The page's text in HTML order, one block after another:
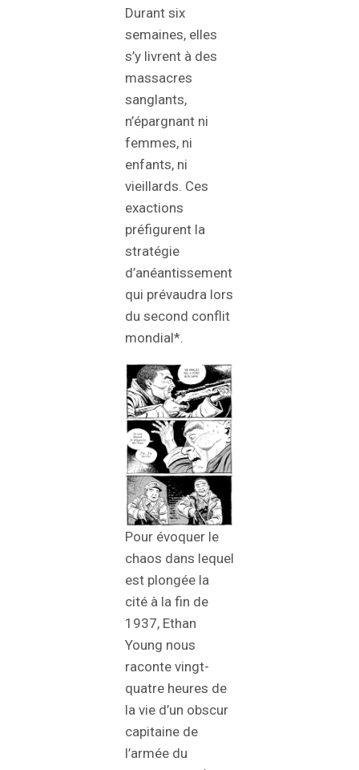
Durant six
semaines, elles
s’y livrent à des
massacres
sanglants,
n’épargnant ni
femmes, ni
enfants, ni
vieillards. Ces
exactions
préfigurent la
stratégie
d’anéantissement
qui prévaudra lors
du second conflit
mondial*.
Pour évoquer le
chaos dans lequel
est plongée la
cité à la fin de
1937, Ethan
Young nous
raconte vingt-
quatre heures de
la vie d’un obscur
capitaine de
l’armée du